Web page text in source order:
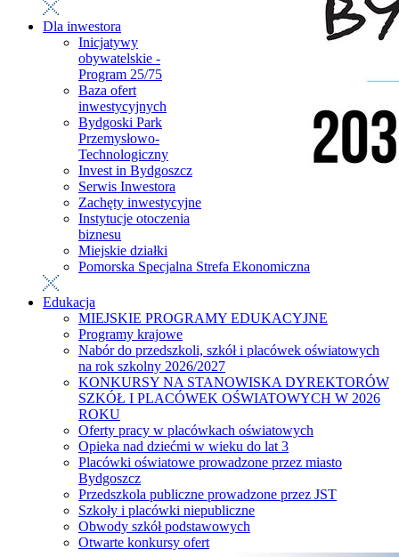
Dla inwestora
Inicjatywy
obywatelskie -
Program 25/75
Baza ofert
inwestycyjnych
Bydgoski Park
Przemysłowo-
Technologiczny
Invest in Bydgoszcz
Serwis Inwestora
Zachęty inwestycyjne
Instytucje otoczenia
biznesu
Miejskie działki
Pomorska Specjalna Strefa Ekonomiczna
Edukacja
MIEJSKIE PROGRAMY EDUKACYJNE
Programy krajowe
Nabór do przedszkoli, szkół i placówek oświatowych
na rok szkolny 2026/2027
KONKURSY NA STANOWISKA DYREKTORÓW
SZKÓŁ I PLACÓWEK OŚWIATOWYCH W 2026
ROKU
Oferty pracy w placówkach oświatowych
Opieka nad dziećmi w wieku do lat 3
Placówki oświatowe prowadzone przez miasto
Bydgoszcz
Przedszkola publiczne prowadzone przez JST
Szkoły i placówki niepubliczne
Obwody szkół podstawowych
Otwarte konkursy ofert